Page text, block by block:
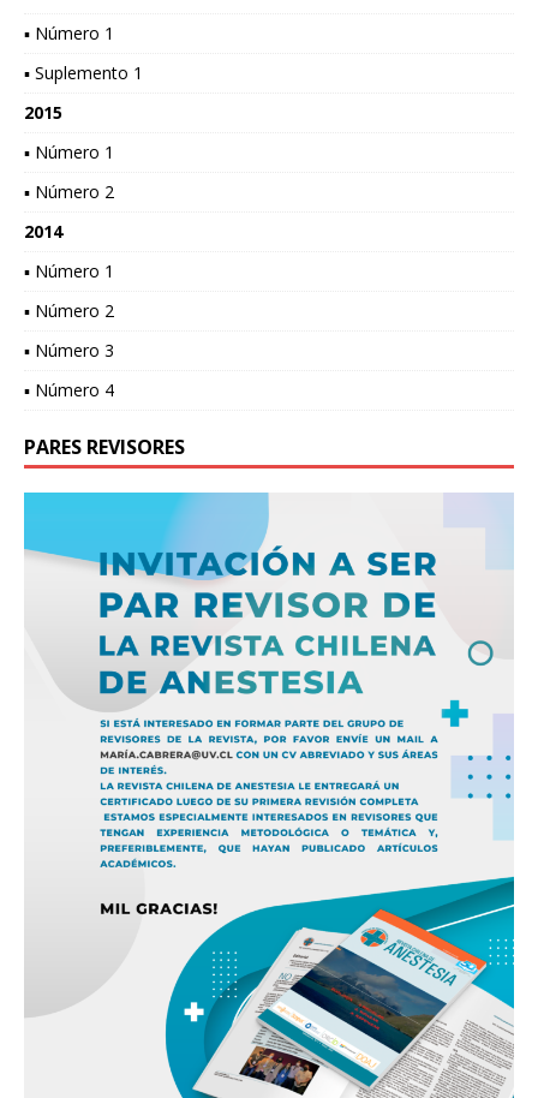
▪ Número 1
▪ Suplemento 1
2015
▪ Número 1
▪ Número 2
2014
▪ Número 1
▪ Número 2
▪ Número 3
▪ Número 4
PARES REVISORES